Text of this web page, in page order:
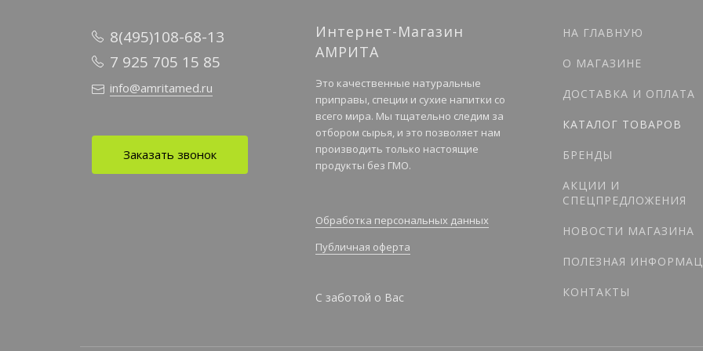
8(495)108-68-13
7 925 705 15 85
info@amritamed.ru
Заказать звонок
Интернет-Магазин
АМРИТА
Это качественные натуральные
приправы, специи и сухие напитки со
всего мира. Мы тщательно следим за
отбором сырья, и это позволяет нам
производить только настоящие
продукты без ГМО.
Обработка персональных данных
Публичная оферта
С заботой о Вас
НА ГЛАВНУЮ
О МАГАЗИНЕ
ДОСТАВКА И ОПЛАТА
КАТАЛОГ ТОВАРОВ
БРЕНДЫ
АКЦИИ И
СПЕЦПРЕДЛОЖЕНИЯ
НОВОСТИ МАГАЗИНА
ПОЛЕЗНАЯ
КОНТАКТЫ